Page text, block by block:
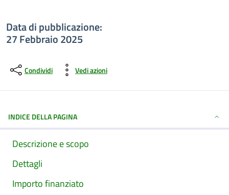
Data di pubblicazione:
27 Febbraio 2025
Condividi Vedi azioni
INDICE DELLA PAGINA
Descrizione e scopo
Dettagli
Importo finanziato